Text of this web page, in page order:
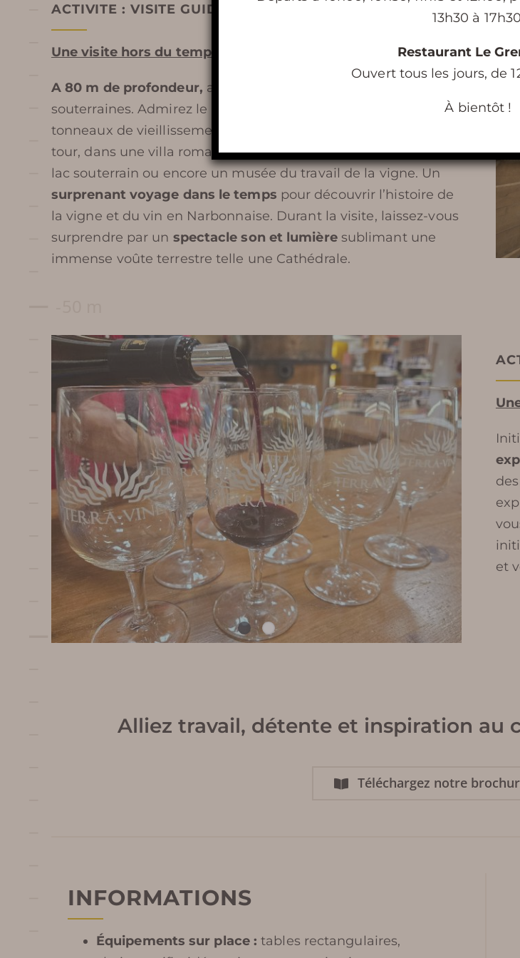
TARIFS ET BILLETTERIE EN
LIGNE
PLAN ET ACCÈS À TERRA
VINEA
SERVICES ET BOUTIQUE
FOIRE AUX QUESTIONS
AUTOUR DE TERRA VINEA
ORGANISATION DE
ACTIVITE : VISITE GUIDEE
Une visite hors du temps pour marquer les esprits
A 80 m de profondeur, arpentez près de 800 m de galeries
souterraines. Admirez le paysage formé par de nombreux
tonneaux de vieillissement de vins qui vous guideront tour à
tour, dans une villa romaine antique, un banquet médiéval, un
lac souterrain ou encore un musée du travail de la vigne. Un
surprenant voyage dans le temps pour découvrir l’histoire de
la vigne et du vin en Narbonnaise. Durant la visite, laissez-vous
surprendre par un spectacle son et lumièresublimant une
immense voûte terrestre telle une Cathédrale.
et
Alliez travail, détente et inspiration au
Téléchargez notre
INFORMATIONS
Équipements sur place :tables rectangulaires,
13h30 à
Restaurant Le
Ouvert tous les jours, de
À bientôt !